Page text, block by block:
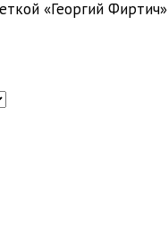
«Георгий Фиртич»